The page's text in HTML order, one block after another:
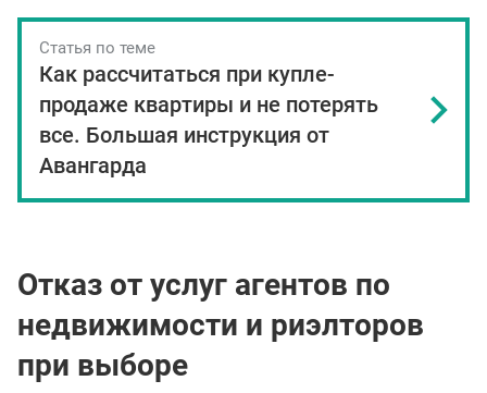
Статья по теме
Как рассчитаться при купле-
продаже квартиры и не потерять
все. Большая инструкция от
Авангарда
Отказ от услуг агентов по
недвижимости и риэлторов
при выборе